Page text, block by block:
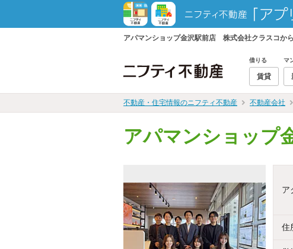
アパマンショップ金沢駅前店 株式会社クラスコか
借りる
賃貸
マ
不動産・住宅情報のニフティ不動産 不動産会社
アパマンショップ
ア
住